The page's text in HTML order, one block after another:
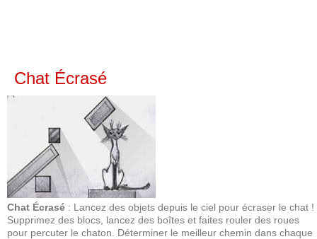
Chat Écrasé
Chat Écrasé : Lancez des objets depuis le ciel pour écraser le chat !
Supprimez des blocs, lancez des boîtes et faites rouler des roues
pour percuter le chaton. Déterminer le meilleur chemin dans chaque